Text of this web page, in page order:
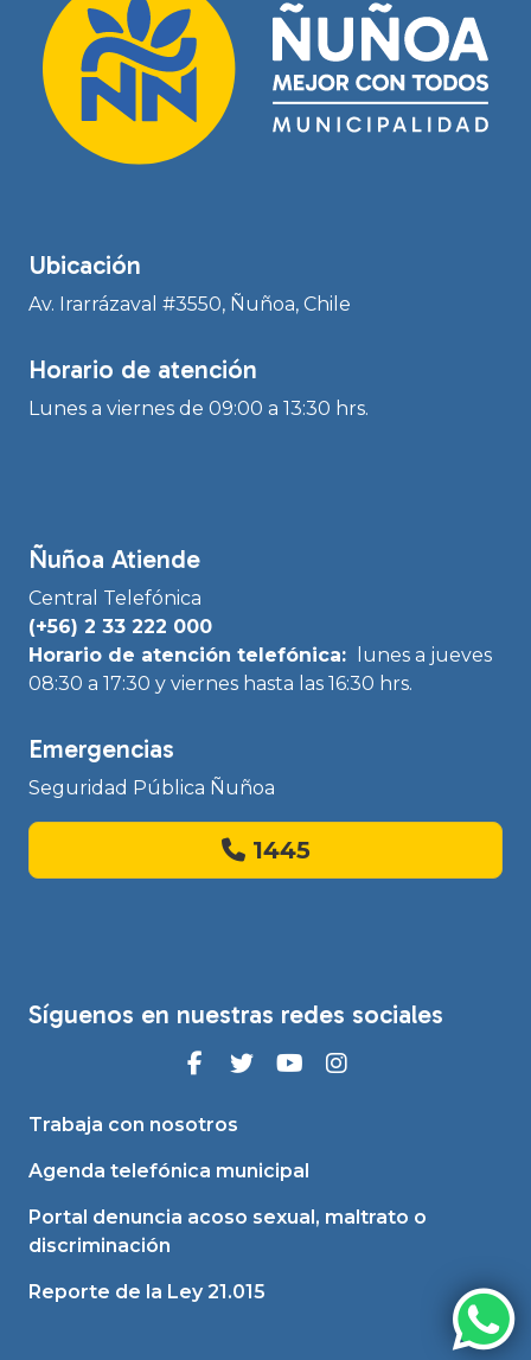
Ubicación
Av. Irarrázaval #3550, Ñuñoa, Chile
Horario de atención
Lunes a viernes de 09:00 a 13:30 hrs.
Ñuñoa Atiende
Central Telefónica
(+56) 2 33 222 000
Horario de atención telefónica:
lunes a jueves
08:30 a 17:30 y viernes hasta las 16:30 hrs.
Emergencias
Seguridad Pública Ñuñoa
1445
Síguenos en nuestras redes sociales
Trabaja con nosotros
Agenda telefónica municipal
Portal denuncia acoso sexual, maltrato o
discriminación
Reporte de la Ley 21.015